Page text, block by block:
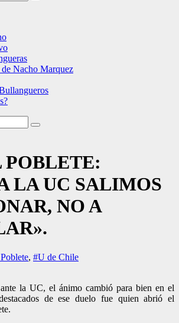
Nacho Marquez
LA UC SALIMOS
NO A
, #U de Chile
la UC, el ánimo cambió para bien en el
de ese duelo fue quien abrió el